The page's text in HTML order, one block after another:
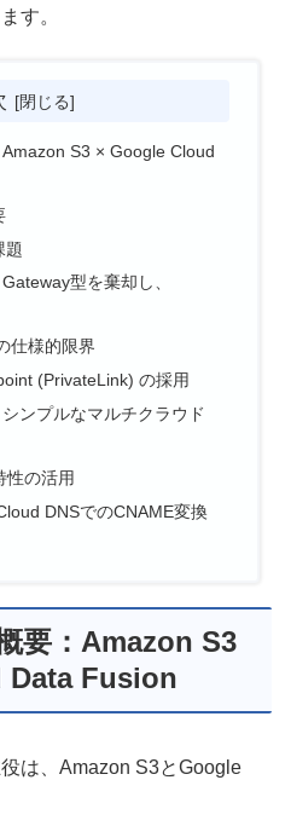
す。
S3 × Google Cloud
題
型を棄却し、
仕様的限界
(PrivateLink) の採用
ンプルなマルチクラウド
性の活用
DNSでのCNAME変換
要：Amazon S3
Fusion
は、Amazon S3とGoogle